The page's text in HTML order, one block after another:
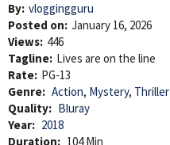
By: vloggingguru
Posted on: January 16, 2026
Views: 446
Tagline: Lives are on the line
Rate: PG-13
Genre: Action, Mystery, Thriller
Quality: Bluray
Year: 2018
Duration: 104 Min